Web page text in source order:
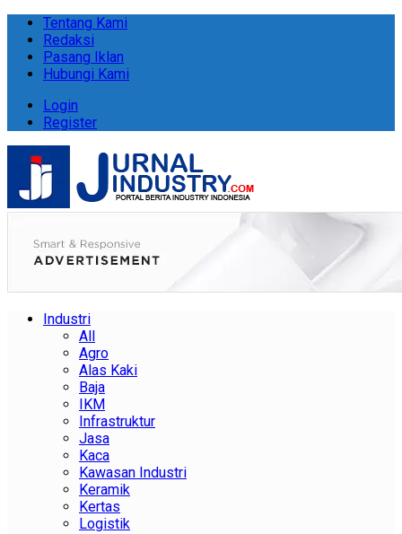
Tentang Kami
Redaksi
Pasang Iklan
Hubungi Kami
Login
Register
Industri
All
Agro
Alas Kaki
Baja
IKM
Infrastruktur
Jasa
Kaca
Kawasan Industri
Keramik
Kertas
Logistik